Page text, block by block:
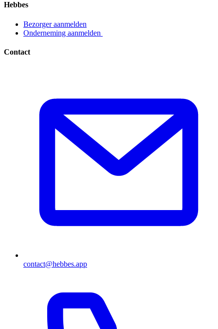
Hebbes
Bezorger aanmelden​​​​‌ ‍ ​‍​‍‌‍ ‌ ​‍‌‍‍‌‌‍‌ ‌‍‍‌‌‍ ‍​‍​‍​ ‍‍​‍​‍‌ ​ ‌‍​‌‌‍ ‍‌‍‍‌‌ ‌​‌ ‍‌​‍ ‍‌‍‍‌‌‍ ​‍​‍​‍ ​​‍​‍‌‍‍​‌ ​‍‌‍‌‌‌‍‌‍​‍​‍​ ‍‍​‍​‍‌‍‍​‌ ‌​‌ ‌​‌ ​​​ ‍‍​‍ ​‍ ‌‍ ​‌‍ ‌‍​ ‌‍​‌‌‍ ​‌‍‍​‌‍ ‌ ​ ‌ ‌​​ ‍‍​ ​ ​ ​ ​ ​ ​ ​ ​‍ ‌‍‍‌‌‍ ‍‌ ‌​‌‍‌‌‌‍ ‍‌ ‌​​‍ ‌‍‌‌‌‍‌​‌‍‍‌‌ ‌​​‍ ‌‍ ‌‌‍ ‌‍‌​‌‍‌‌​ ‌‌ ​​‌ ​‍‌‍‌‌‌ ​ ‌‍‌‌‌‍ ‍‌ ‌​‌‍​‌‌ ‌​‌‍‍‌‌‍ ‌‍ ‍​ ‍ ‌‍‍‌‌‍‌​​ ‌‌‍‌ ‌‍ ​‌‍ ‌‍​‍‌‍​‌‌‍ ​​ ‍ ‌ ‌​‌ ‍‌‌ ​​‌‍‌‌​ ‌‌‍‌ ‌‍ ​‌‍ ‌‍​‍‌‍​‌‌‍ ​​ ‍ ‌ ​​‌‍​‌‌ ‌​‌‍‍​​ ‌‌‍‌‍‌‍ ‌‍ ‌ ‌​‌‍‌‌‌ ​‍​‍ ‍‌ ​​‌‍​‌‌‍‌ ‌‍‌‌‌ ​ ​‍‌‌​ ‌‌‌​​‍‌‌ ‌‍‍ ‌‍‌‌‌ ‍‌​‍‌‌​ ​ ‌​‌​​‍‌‌​ ​ ‌​‌​​‍‌‌​ ​‍​ ​‍​ ‌ ​ ​‌‌‍​‍‌‍​ ​ ‌‌​ ‌ ​ ​‌​ ​‍​ ‌​​ ​​‌‍‌‌​ ‍‌​‍‌‌​ ​‍​ ​‍​‍‌‌​ ‌‌‌​‌​​‍ ‍‌‍ ​‌‍​‌‌‍​‍‌‍‌‌‌‍ ​​ ‌‍​‍‌‍​‌‌ ​ ‌‍‌‌‌‌‌‌‌ ​‍‌‍ ​​ ‌‌‍‍​‌ ‌​‌ ‌​‌ ​​​‍‌‌​ ​ ‌​​‌​‍‌‌​ ​‍‌​‌‍​‍‌‌​ ​‍‌​‌‍‌‍ ​‌‍ ‌‍​ ‌‍​‌‌‍ ​‌‍‍​‌‍ ‌ ​ ‌ ‌​​‍‌‌​ ​ ‌​​‌​ ​ ​ ​ ​ ​ ​ ​ ​‍‌‍‌‍‍‌‌‍‌​​ ‌‌‍‌ ‌‍ ​‌‍ ‌‍​‍‌‍​‌‌‍ ​​‍‌‍‌ ‌​‌ ‍‌‌ ​​‌‍‌‌​ ‌‌‍‌ ‌‍ ​‌‍ ‌‍​‍‌‍​‌‌‍ ​​‍‌‍‌ ​​‌‍​‌‌ ‌​‌‍‍​​ ‌‌‍‌‍‌‍ ‌‍ ‌ ‌​‌‍‌‌‌ ​‍​‍ ‍‌ ​​‌‍​‌‌‍‌ ‌‍‌‌‌ ​ ​‍‌‌​ ‌‌‌​​‍‌‌ ‌‍‍ ‌‍‌‌‌ ‍‌​‍‌‌​ ​ ‌​‌​​‍‌‌​ ​ ‌​‌​​‍‌‌​ ​‍​ ​‍​ ‌ ​ ​‌‌‍​‍‌‍​ ​ ‌‌​ ‌ ​ ​‌​ ​‍​ ‌​​ ​​‌‍‌‌​ ‍‌​‍‌‌​ ​‍​ ​‍​‍‌‌​ ‌‌‌​‌​​‍ ‍‌‍ ​‌‍​‌‌‍​‍‌‍‌‌‌‍ ​​‍‌‍‌ ​​‌‍‌‌‌ ​‍‌ ​ ‌ ​​‌‍‌‌‌‍​ ‌ ‌​‌‍‍‌‌ ‌‍‌‍‌‌​ ‌‌ ​​‌ ‌‌‌‍​‍‌‍ ​‌‍‍‌‌ ​ ‌‍‍​‌‍‌‌‌‍‌​​‍​‍‌ ‌
Onderneming aanmelden ​​​​‌ ‍ ​‍​‍‌‍ ‌ ​‍‌‍‍‌‌‍‌ ‌‍‍‌‌‍ ‍​‍​‍​ ‍‍​‍​‍‌ ​ ‌‍​‌‌‍ ‍‌‍‍‌‌ ‌​‌ ‍‌​‍ ‍‌‍‍‌‌‍ ​‍​‍​‍ ​​‍​‍‌‍‍​‌ ​‍‌‍‌‌‌‍‌‍​‍​‍​ ‍‍​‍​‍‌‍‍​‌ ‌​‌ ‌​‌ ​​​ ‍‍​‍ ​‍ ‌‍ ​‌‍ ‌‍​ ‌‍​‌‌‍ ​‌‍‍​‌‍ ‌ ​ ‌ ‌​​ ‍‍​ ​ ​ ​ ​ ​ ​ ​ ​‍ ‌‍‍‌‌‍ ‍‌ ‌​‌‍‌‌‌‍ ‍‌ ‌​​‍ ‌‍‌‌‌‍‌​‌‍‍‌‌ ‌​​‍ ‌‍ ‌‌‍ ‌‍‌​‌‍‌‌​ ‌‌ ​​‌ ​‍‌‍‌‌‌ ​ ‌‍‌‌‌‍ ‍‌ ‌​‌‍​‌‌ ‌​‌‍‍‌‌‍ ‌‍ ‍​ ‍ ‌‍‍‌‌‍‌​​ ‌‌‍‌ ‌‍ ​‌‍ ‌‍​‍‌‍​‌‌‍ ​​ ‍ ‌ ‌​‌ ‍‌‌ ​​‌‍‌‌​ ‌‌‍‌ ‌‍ ​‌‍ ‌‍​‍‌‍​‌‌‍ ​​ ‍ ‌ ​​‌‍​‌‌ ‌​‌‍‍​​ ‌‌‍‌‍‌‍ ‌‍ ‌ ‌​‌‍‌‌‌ ​‍​‍ ‍‌ ​​‌‍​‌‌‍‌ ‌‍‌‌‌ ​ ​‍‌‌​ ‌‌‌​​‍‌‌ ‌‍‍ ‌‍‌‌‌ ‍‌​‍‌‌​ ​ ‌​‌​​‍‌‌​ ​ ‌​‌​​‍‌‌​ ​‍​ ​‍​ ‌ ​ ‌ ​ ‍‌​ ​ ​ ​‌‌‍​ ‌‍​‌​ ‌‍​ ​‌‌‍​‍​ ‌‍‌‍​ ​‍‌‌​ ​‍​ ​‍​‍‌‌​ ‌‌‌​‌​​‍ ‍‌‍ ​‌‍​‌‌‍​‍‌‍‌‌‌‍ ​​ ‌‍​‍‌‍​‌‌ ​ ‌‍‌‌‌‌‌‌‌ ​‍‌‍ ​​ ‌‌‍‍​‌ ‌​‌ ‌​‌ ​​​‍‌‌​ ​ ‌​​‌​‍‌‌​ ​‍‌​‌‍​‍‌‌​ ​‍‌​‌‍‌‍ ​‌‍ ‌‍​ ‌‍​‌‌‍ ​‌‍‍​‌‍ ‌ ​ ‌ ‌​​‍‌‌​ ​ ‌​​‌​ ​ ​ ​ ​ ​ ​ ​ ​‍‌‍‌‍‍‌‌‍‌​​ ‌‌‍‌ ‌‍ ​‌‍ ‌‍​‍‌‍​‌‌‍ ​​‍‌‍‌ ‌​‌ ‍‌‌ ​​‌‍‌‌​ ‌‌‍‌ ‌‍ ​‌‍ ‌‍​‍‌‍​‌‌‍ ​​‍‌‍‌ ​​‌‍​‌‌ ‌​‌‍‍​​ ‌‌‍‌‍‌‍ ‌‍ ‌ ‌​‌‍‌‌‌ ​‍​‍ ‍‌ ​​‌‍​‌‌‍‌ ‌‍‌‌‌ ​ ​‍‌‌​ ‌‌‌​​‍‌‌ ‌‍‍ ‌‍‌‌‌ ‍‌​‍‌‌​ ​ ‌​‌​​‍‌‌​ ​ ‌​‌​​‍‌‌​ ​‍​ ​‍​ ‌ ​ ‌ ​ ‍‌​ ​ ​ ​‌‌‍​ ‌‍​‌​ ‌‍​ ​‌‌‍​‍​ ‌‍‌‍​ ​‍‌‌​ ​‍​ ​‍​‍‌‌​ ‌‌‌​‌​​‍ ‍‌‍ ​‌‍​‌‌‍​‍‌‍‌‌‌‍ ​​‍‌‍‌ ​​‌‍‌‌‌ ​‍‌ ​ ‌ ​​‌‍‌‌‌‍​ ‌ ‌​‌‍‍‌‌ ‌‍‌‍‌‌​ ‌‌ ​​‌ ‌‌‌‍​‍‌‍ ​‌‍‍‌‌ ​ ‌‍‍​‌‍‌‌‌‍‌​​‍​‍‌ ‌
Contact
contact@hebbes.app